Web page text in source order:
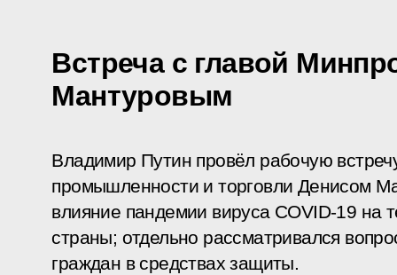
Встреча с главой
Мантуровым
Владимир Путин провёл рабочую
промышленности и торговли Денисом
влияние пандемии вируса COVID-19 на
страны; отдельно рассматривался
граждан в средствах защиты.